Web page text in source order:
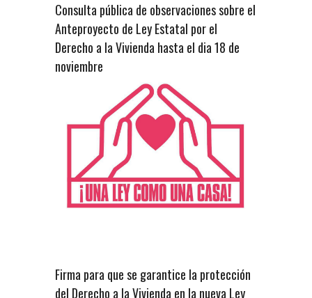
Consulta pública de observaciones sobre el
Anteproyecto de Ley Estatal por el
Derecho a la Vivienda hasta el dia 18 de
noviembre
Firma para que se garantice la protección
del Derecho a la Vivienda en la nueva Ley